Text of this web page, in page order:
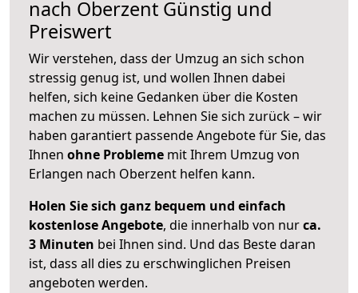
nach Oberzent Günstig und
Preiswert
Wir verstehen, dass der Umzug an sich schon
stressig genug ist, und wollen Ihnen dabei
helfen, sich keine Gedanken über die Kosten
machen zu müssen. Lehnen Sie sich zurück – wir
haben garantiert passende Angebote für Sie, das
Ihnen ohne Probleme mit Ihrem Umzug von
Erlangen nach Oberzent helfen kann.
Holen Sie sich ganz bequem und einfach
kostenlose Angebote, die innerhalb von nurca.
3 Minuten bei Ihnen sind. Und das Beste daran
ist, dass all dies zu erschwinglichen Preisen
angeboten werden.